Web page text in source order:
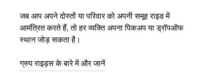
जब आप अपने दोस्तों या परिवार को अपनी समूह राइड में
आमंत्रित करते हैं, तो हर व्यक्ति अपना पिकअप या ड्रॉपऑफ
स्थान जोड़ सकता है।
ग्रुप राइड्स के बारे में और जानें